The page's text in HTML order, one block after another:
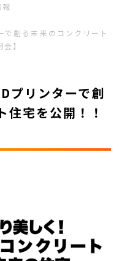
創る未来のコンクリート
】
リンターで創
住宅を公開！！